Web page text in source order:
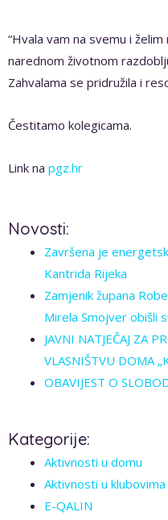
“Hvala vam na svemu i
narednom životnom
Zahvalama se pridružila i
Čestitamo kolegicama.
Link na pgz.hr
Novosti:
Završena je
Kantrida Rijeka
Zamjenik župana
Mirela Smojver obišli
JAVNI NATJEČAJ ZA
VLASNIŠTVU DOMA
OBAVIJEST O
Kategorije:
Aktivnosti u domu
Aktivnosti u klubovima
E-QALIN